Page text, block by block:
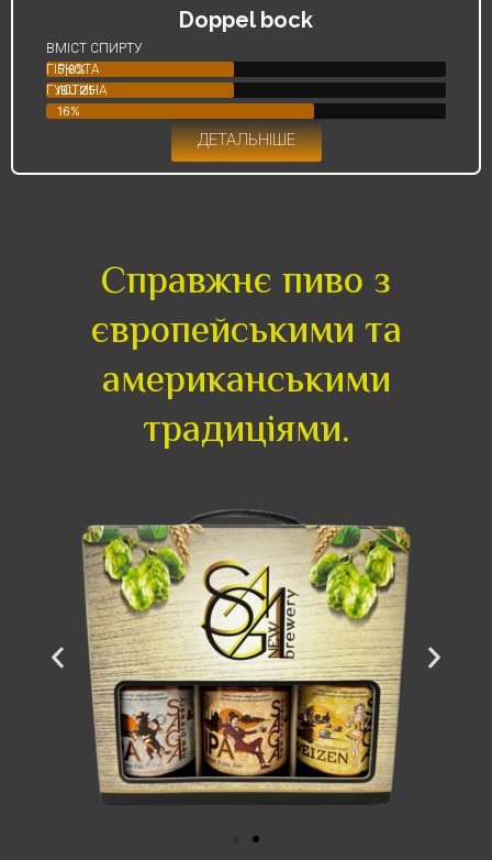
Doppel bock
ВМІСТ СПИРТУ
5,8%
ГІРКОТА
IBU 25
ГУСТИНА
16%
ДЕТАЛЬНІШЕ
Справжнє пиво з
європейськими та
американськими
традиціями.